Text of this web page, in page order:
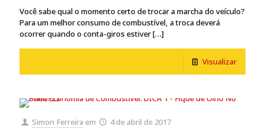
Você sabe qual o momento certo de trocar a marcha do veículo?
Para um melhor consumo de combustível, a troca deverá
ocorrer quando o conta-giros estiver[…]
Visualizar
Simon Ferreira em 4 de abril de 2017